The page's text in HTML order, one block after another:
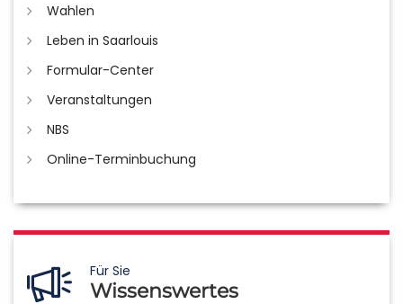
Wahlen
Leben in Saarlouis
Formular-Center
Veranstaltungen
NBS
Online-Terminbuchung
Für Sie
Wissenswertes